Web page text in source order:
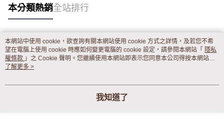
本分類熱銷全站排行
熱門標籤
本網站中使用 cookie，欲查詢有關本網站使用 cookie 方式之詳情，及若您不希
望在電腦上使用 cookie 時應如何變更電腦的 cookie 設定，請參閱本網站「 隱私
權條款 」之 Cookie 聲明。您繼續使用本網站即表示您同意本公司得按本網站使
用條款之 Cookie 聲明使用 cookie。
了解更多 >
我知道了